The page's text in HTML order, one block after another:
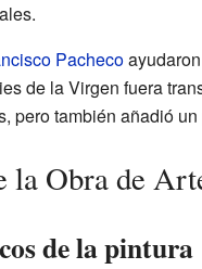
Pachecoayudaron
de la Virgen fuera
pero también añadió
la Obra de
de la pintura